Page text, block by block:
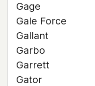
Gage
Gale Force
Gallant
Garbo
Garrett
Gator